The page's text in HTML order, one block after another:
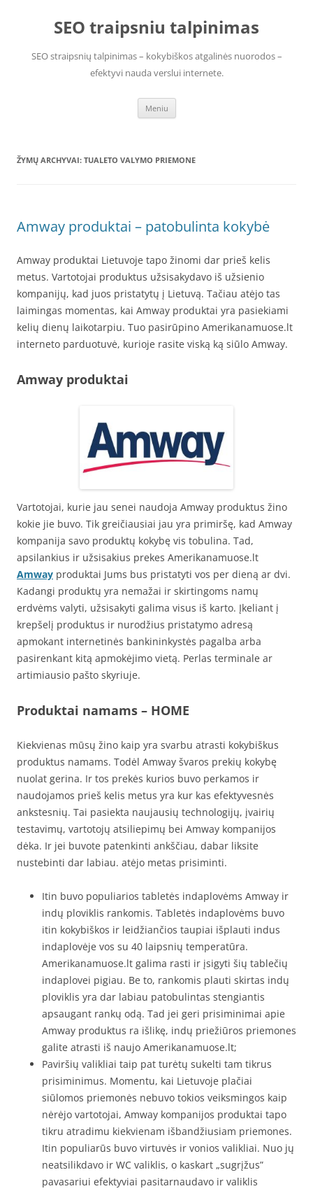
SEO traipsniu talpinimas
SEO straipsnių talpinimas – kokybiškos atgalinės nuorodos –
efektyvi nauda verslui internete.
Meniu
ŽYMŲ ARCHYVAI: TUALETO VALYMO PRIEMONE
Amway produktai – patobulinta kokybė
Amway produktai Lietuvoje tapo žinomi dar prieš kelis
metus. Vartotojai produktus užsisakydavo iš užsienio
kompanijų, kad juos pristatytų į Lietuvą. Tačiau atėjo tas
laimingas momentas, kai Amway produktai yra pasiekiami
kelių dienų laikotarpiu. Tuo pasirūpino Amerikanamuose.lt
interneto parduotuvė, kurioje rasite viską ką siūlo Amway.
Amway produktai
Vartotojai, kurie jau senei naudoja Amway produktus žino
kokie jie buvo. Tik greičiausiai jau yra primiršę, kad Amway
kompanija savo produktų kokybę vis tobulina. Tad,
apsilankius ir užsisakius prekes Amerikanamuose.lt
Amway produktai Jums bus pristatyti vos per dieną ar dvi.
Kadangi produktų yra nemažai ir skirtingoms namų
erdvėms valyti, užsisakyti galima visus iš karto. Įkeliant į
krepšelį produktus ir nurodžius pristatymo adresą
apmokant internetinės bankininkystės pagalba arba
pasirenkant kitą apmokėjimo vietą. Perlas terminale ar
artimiausio pašto skyriuje.
Produktai namams – HOME
Kiekvienas mūsų žino kaip yra svarbu atrasti kokybiškus
produktus namams. Todėl Amway švaros prekių kokybę
nuolat gerina. Ir tos prekės kurios buvo perkamos ir
naudojamos prieš kelis metus yra kur kas efektyvesnės
ankstesnių. Tai pasiekta naujausių technologijų, įvairių
testavimų, vartotojų atsiliepimų bei Amway kompanijos
dėka. Ir jei buvote patenkinti ankščiau, dabar liksite
nustebinti dar labiau. atėjo metas prisiminti.
Itin buvo populiarios tabletės indaplovėms Amway ir
indų ploviklis rankomis. Tabletės indaplovėms buvo
itin kokybiškos ir leidžiančios taupiai išplauti indus
indaplovėje vos su 40 laipsnių temperatūra.
Amerikanamuose.lt galima rasti ir įsigyti šių tablečių
indaplovei pigiau. Be to, rankomis plauti skirtas indų
ploviklis yra dar labiau patobulintas stengiantis
apsaugant rankų odą. Tad jei geri prisiminimai apie
Amway produktus ra išlikę, indų priežiūros priemones
galite atrasti iš naujo Amerikanamuose.lt;
Paviršių valikliai taip pat turėtų sukelti tam tikrus
prisiminimus. Momentu, kai Lietuvoje plačiai
siūlomos priemonės nebuvo tokios veiksmingos kaip
nėrėjo vartotojai, Amway kompanijos produktai tapo
tikru atradimu kiekvienam išbandžiusiam priemones.
Itin populiarūs buvo virtuvės ir vonios valikliai. Nuo jų
neatsilikdavo ir WC valiklis, o kaskart „sugrįžus”
pavasariui efektyviai pasitarnaudavo ir valiklis